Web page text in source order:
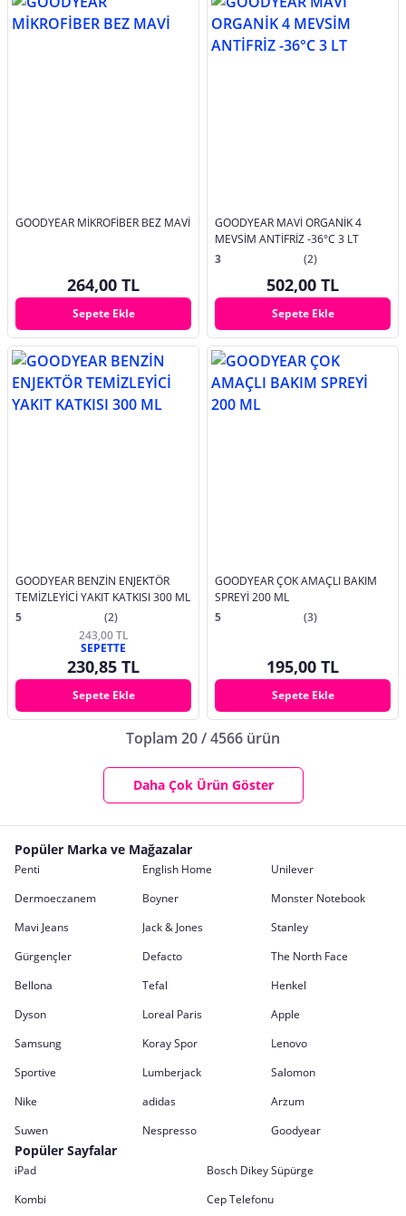
GOODYEAR MİKROFİBER BEZ MAVİ
264,00 TL
Sepete Ekle
GOODYEAR MAVİ ORGANİK 4
MEVSİM ANTİFRİZ -36°C 3 LT
3
(2)
502,00 TL
Sepete Ekle
GOODYEAR BENZİN ENJEKTÖR
TEMİZLEYİCİ YAKIT KATKISI 300 ML
5
(2)
243,00 TL
SEPETTE
230,85 TL
Sepete Ekle
GOODYEAR ÇOK AMAÇLI BAKIM
SPREYİ 200 ML
5
(3)
195,00 TL
Sepete Ekle
Toplam 20 / 4566 ürün
Daha Çok Ürün Göster
Popüler Marka ve Mağazalar
Penti English Home
Unilever
Dermoeczanem
Boyner
Monster Notebook
Mavi Jeans
Jack & Jones
Stanley
Gürgençler
Defacto
The North Face
Bellona
Tefal
Henkel
Dyson
Loreal Paris
Apple
Samsung
Koray Spor
Lenovo
Sportive
Lumberjack
Salomon
Nike
adidas
Arzum
Suwen
Nespresso Goodyear
Popüler Sayfalar
iPad
Bosch Dikey Süpürge
Kombi
Cep Telefonu